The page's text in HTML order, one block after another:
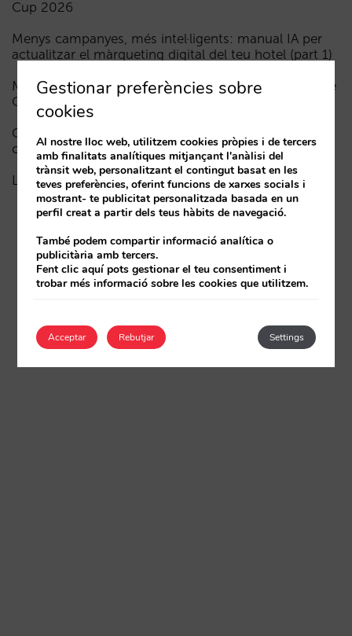
Cup 2026
Menys campanyes, més intel·ligents: manual IA per
actualitzar el màrqueting digital del teu hotel (part 1)
Madrid davant la Fórmula 1: aprenentatges del GP de
Catalunya i del GP de Ciutat de Mèxic per als hotels
Com apareix un hotel en els assistents d’IA: les tres
capes de visibilitat
La fi de l’era “Book on Metasearch”
Gestionar preferències sobre
cookies
Al nostre lloc web, utilitzem cookies pròpies i de tercers
amb finalitats analítiques mitjançant l'anàlisi del
trànsit web, personalitzant el contingut basat en les
teves preferències, oferint funcions de xarxes socials i
mostrant- te publicitat personalitzada basada en un
perfil creat a partir dels teus hàbits de navegació.
També podem compartir informació analítica o
publicitària amb tercers.
Fent clic aquí pots gestionar el teu consentiment i
trobar més informació sobre les cookies que utilitzem.
Acceptar Settings
Rebutjar